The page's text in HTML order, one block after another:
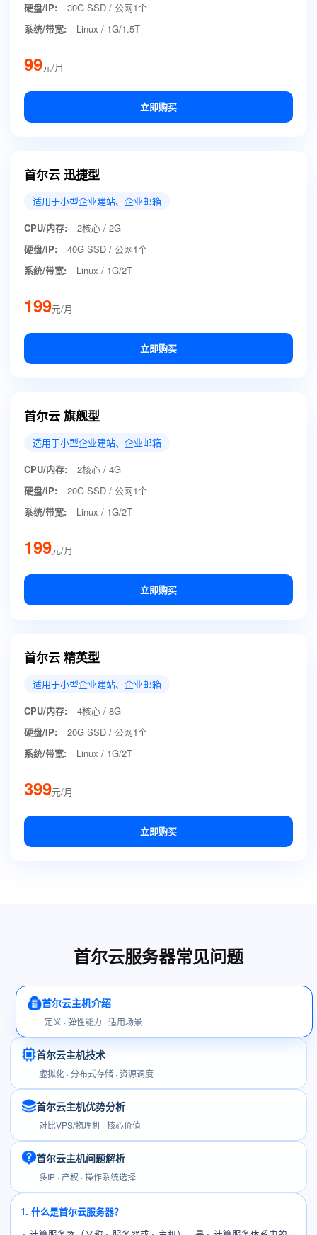
硬盘/IP:
30G SSD / 公网1个
系统/带宽:
Linux / 1G/1.5T
99元/月
立即购买
首尔云 迅捷型
适用于小型企业建站、企业邮箱
CPU/内存:
2核心 / 2G
硬盘/IP:
40G SSD / 公网1个
系统/带宽:
Linux / 1G/2T
199元/月
立即购买
首尔云 旗舰型
适用于小型企业建站、企业邮箱
CPU/内存:
2核心 / 4G
硬盘/IP:
20G SSD / 公网1个
系统/带宽:
Linux / 1G/2T
199元/月
立即购买
首尔云 精英型
适用于小型企业建站、企业邮箱
CPU/内存:
4核心 / 8G
硬盘/IP:
20G SSD / 公网1个
系统/带宽:
Linux / 1G/2T
399元/月
立即购买
首尔云服务器常见问题
首尔云主机介绍
定义 · 弹性能力 · 适用场景
首尔云主机技术
虚拟化 · 分布式存储 · 资源调度
首尔云主机优势分析
对比VPS/物理机 · 核心价值
首尔云主机问题解析
多IP · 产权 · 操作系统选择
1. 什么是首尔云服务器？